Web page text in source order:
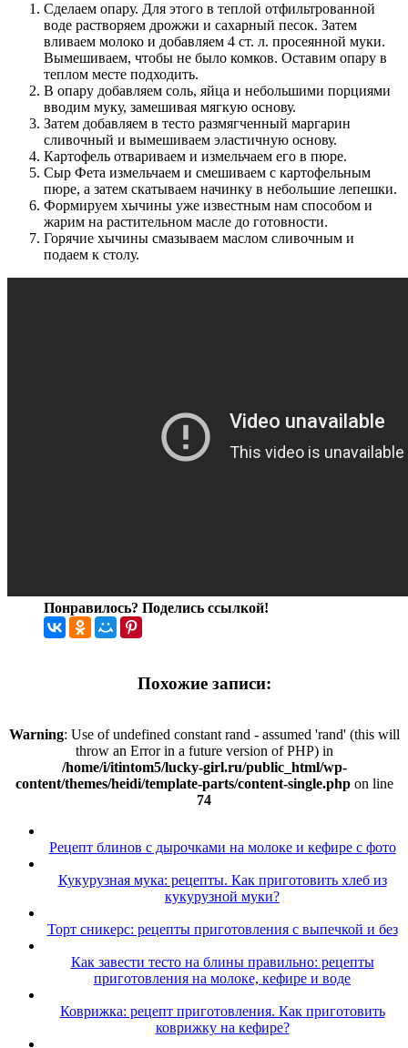
Сделаем опару. Для этого в теплой отфильтрованной
воде растворяем дрожжи и сахарный песок. Затем
вливаем молоко и добавляем 4 ст. л. просеянной муки.
Вымешиваем, чтобы не было комков. Оставим опару в
теплом месте подходить.
В опару добавляем соль, яйца и небольшими порциями
вводим муку, замешивая мягкую основу.
Затем добавляем в тесто размягченный маргарин
сливочный и вымешиваем эластичную основу.
Картофель отвариваем и измельчаем его в пюре.
Сыр Фета измельчаем и смешиваем с картофельным
пюре, а затем скатываем начинку в небольшие лепешки.
Формируем хычины уже известным нам способом и
жарим на растительном масле до готовности.
Горячие хычины смазываем маслом сливочным и
подаем к столу.
Понравилось? Поделись ссылкой!
Похожие записи:
Warning: Use of undefined constant rand - assumed 'rand' (this will
throw an Error in a future version of PHP) in
/home/i/itintom5/lucky-girl.ru/public_html/wp-
content/themes/heidi/template-parts/content-single.phpon line
74
Рецепт блинов с дырочками на молоке и кефире с фото
Кукурузная мука: рецепты. Как приготовить хлеб из
кукурузной муки?
Торт сникерс: рецепты приготовления с выпечкой и без
Как завести тесто на блины правильно: рецепты
приготовления на молоке, кефире и воде
Коврижка: рецепт приготовления. Как приготовить
коврижку на кефире?